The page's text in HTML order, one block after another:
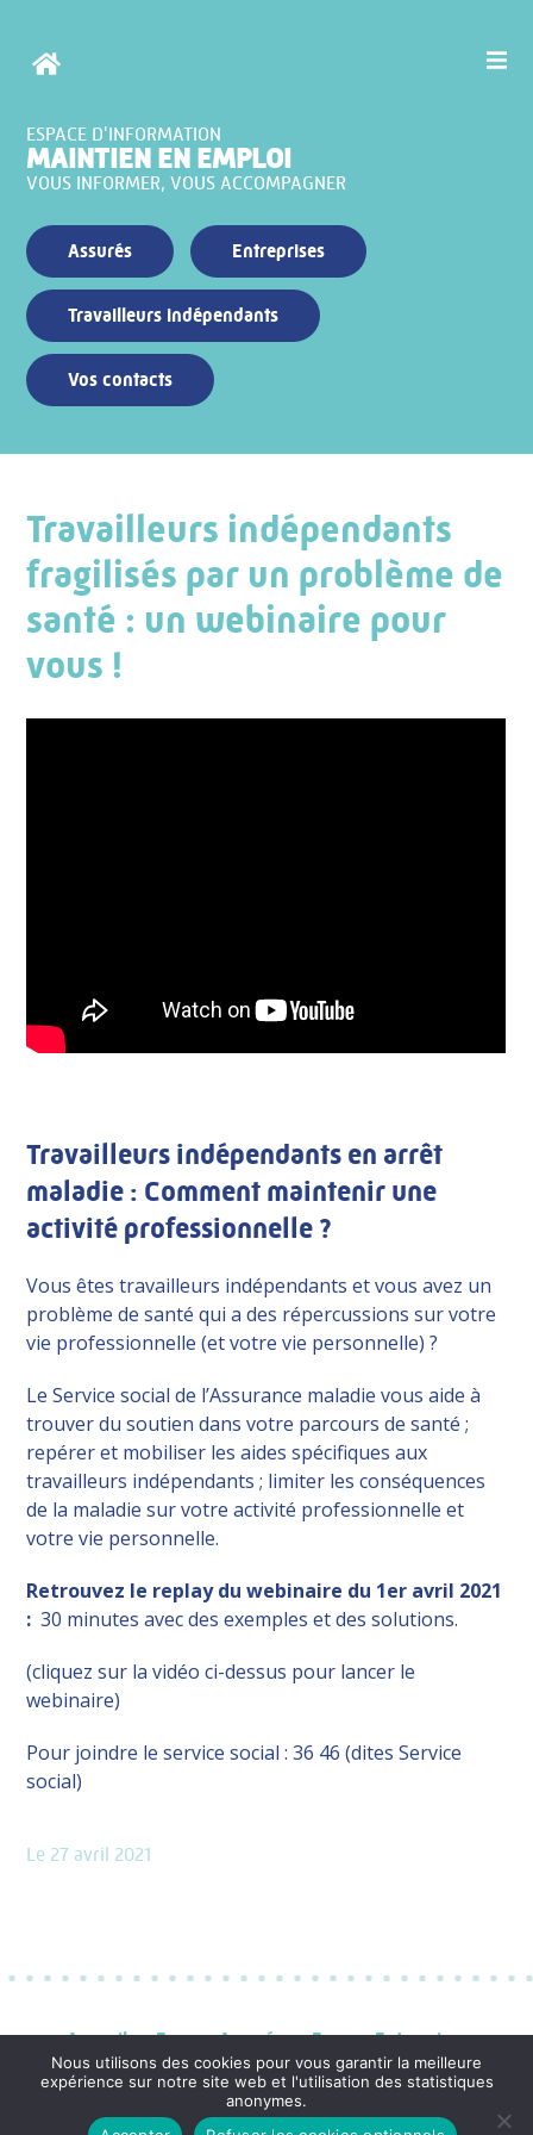
ESPACE D'INFORMATION
MAINTIEN EN EMPLOI
VOUS INFORMER, VOUS ACCOMPAGNER
Assurés Entreprises
Travailleurs indépendants
Vos contacts
Travailleurs indépendants
fragilisés par un problème de
santé : un webinaire pour
vous !
Travailleurs indépendants en arrêt
maladie : Comment maintenir une
activité professionnelle ?
Vous êtes travailleurs indépendants et vous avez un
problème de santé qui a des répercussions sur votre
vie professionnelle (et votre vie personnelle) ?
Le Service social de l’Assurance maladie vous aide à
trouver du soutien dans votre parcours de santé ;
repérer et mobiliser les aides spécifiques aux
travailleurs indépendants ; limiter les conséquences
de la maladie sur votre activité professionnelle et
votre vie personnelle.
Retrouvez le replay du webinaire du 1er avril 2021
: 30 minutes avec des exemples et des solutions.
(cliquez sur la vidéo ci-dessus pour lancer le
webinaire)
Pour joindre le service social : 36 46 (dites Service
social)
Le 27 avril 2021
Accueil Espace Assurés
Espace Entreprises
Vos contacts en un clic !
Mentions légales
Création
Nous utilisons des cookies pour vous garantir la meilleure
expérience sur notre site web et l'utilisation des statistiques
anonymes.